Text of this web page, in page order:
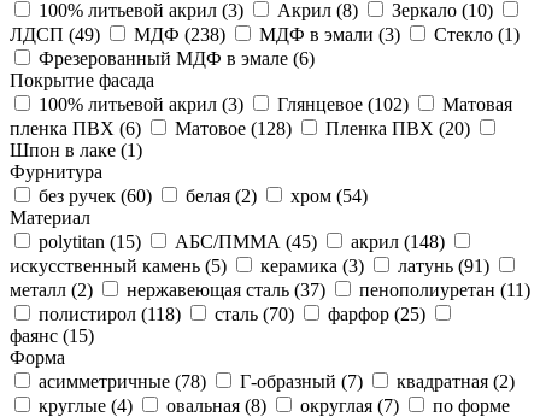
100% литьевой акрил (3) Акрил (8) Зеркало (10)
ЛДСП (49) МДФ (238) МДФ в эмали (3) Стекло (1)
Фрезерованный МДФ в эмале (6)
Покрытие фасада
100% литьевой акрил (3) Глянцевое (102)
Матовая
пленка ПВХ (6) Матовое (128) Пленка ПВХ (20)
Шпон в лаке (1)
Фурнитура
без ручек (60) белая (2) хром (54)
Материал
polytitan (15) АБС/ПММА (45) акрил (148)
искусственный камень (5) керамика (3) латунь (91)
металл (2) нержавеющая сталь (37) пенополиуретан (11)
полистирол (118) сталь (70) фарфор (25)
фаянс (15)
Форма
асимметричные (78) Г-образный (7) квадратная (2)
круглые (4) овальная (8) округлая (7)
по форме